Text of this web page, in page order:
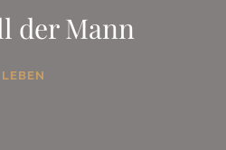
der Mann
LEBEN